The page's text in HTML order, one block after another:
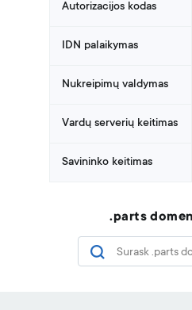
Autorizacijos kodas
IDN palaikymas
Nukreipimų valdymas
Vardų serverių keitimas
Savininko keitimas
.parts